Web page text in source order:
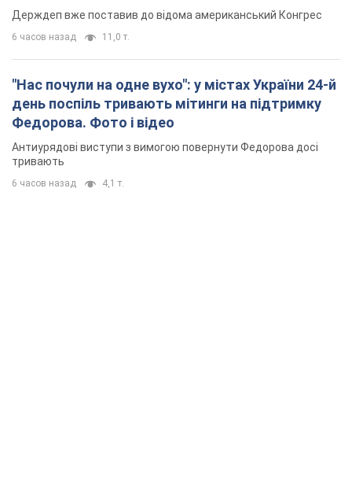
Держдеп вже поставив до відома американський Конгрес
6 часов назад 11,0 т.
"Нас почули на одне вухо": у містах України 24-й
день поспіль тривають мітинги на підтримку
Федорова. Фото і відео
Антиурядові виступи з вимогою повернути Федорова досі
тривають
6 часов назад 4,1 т.